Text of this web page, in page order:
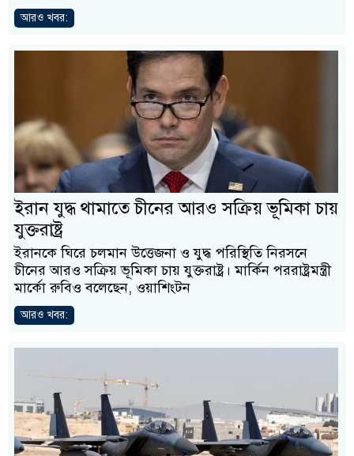
আরও খবর:
ইরান যুদ্ধ থামাতে চীনের আরও সক্রিয় ভূমিকা চায়
যুক্তরাষ্ট্র
ইরানকে ঘিরে চলমান উত্তেজনা ও যুদ্ধ পরিস্থিতি নিরসনে
চীনের আরও সক্রিয় ভূমিকা চায় যুক্তরাষ্ট্র। মার্কিন পররাষ্ট্রমন্ত্রী
মার্কো রুবিও বলেছেন, ওয়াশিংটন
আরও খবর: